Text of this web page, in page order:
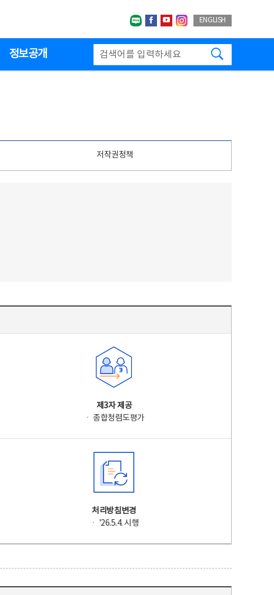
네이버블로그
페이스북
유투브인스타그랩
ENGLISH
정보공개
저작권정책
제3자 제공
ㆍ 종합청렴도평가
처리방침변경
ㆍ '26.5.4. 시행